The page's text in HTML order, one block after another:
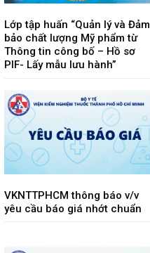
Lớp tập huấn “Quản lý và Đảm
bảo chất lượng Mỹ phẩm từ
Thông tin công bố – Hồ sơ
PIF- Lấy mẫu lưu hành”
VKNTTPHCM thông báo v/v
yêu cầu báo giá nhớt chuẩn